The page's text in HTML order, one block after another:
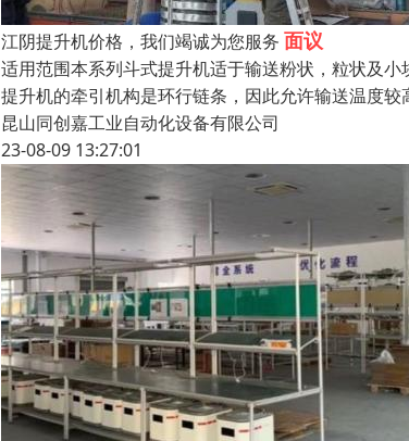
江阴提升机价格，我们竭诚为您服务 面议
适用范围本系列斗式提升机适于输送粉状，粒状及
提升机的牵引机构是环行链条，因此允许输送温度
昆山同创嘉工业自动化设备有限公司
23-08-09 13:27:01